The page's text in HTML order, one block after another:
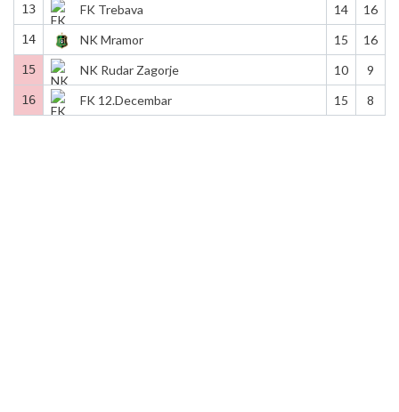
13 FK Trebava 14 16
14 NK Mramor 15 16
15 NK Rudar Zagorje 10 9
16 FK 12.Decembar 15 8